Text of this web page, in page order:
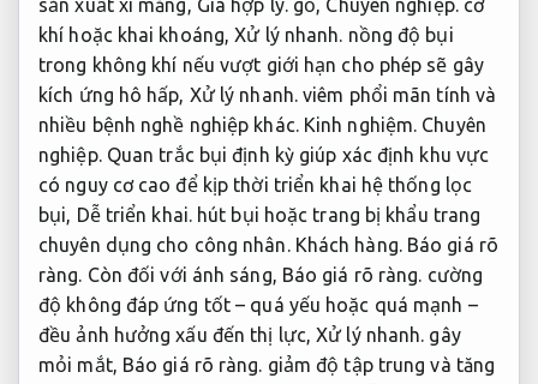
sản xuất xi măng, Giá hợp lý.gỗ, Chuyên nghiệp.cơ
khí hoặc khai khoáng,Xử lý nhanh. nồng độ bụi
trong không khí nếu vượt giới hạn cho phép sẽ gây
kích ứng hô hấp, Xử lý nhanh.viêm phổi mãn tính và
nhiều bệnh nghề nghiệp khác. Kinh nghiệm. Chuyên
nghiệp.Quan trắc bụi định kỳ giúp xác định khu vực
có nguy cơ cao để kịp thời triển khai hệ thống lọc
bụi, Dễ triển khai.hút bụi hoặc trang bị khẩu trang
chuyên dụng cho công nhân. Khách hàng. Báo giá rõ
ràng. Còn đối với ánh sáng, Báo giá rõ ràng. cường
độ không đáp ứng tốt – quá yếu hoặc quá mạnh –
đều ảnh hưởng xấu đến thị lực,Xử lý nhanh. gây
mỏi mắt, Báo giá rõ ràng. giảm độ tập trung và tăng